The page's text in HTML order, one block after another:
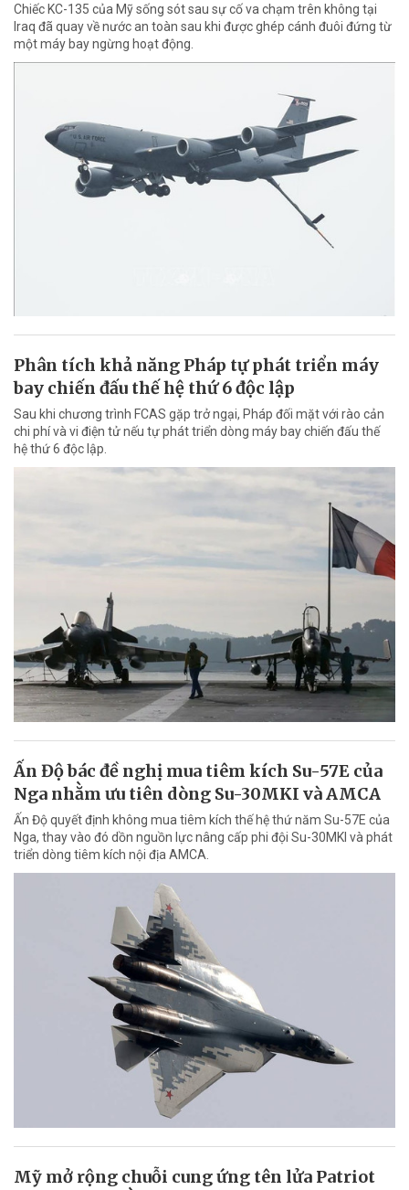
Chiếc KC-135 của Mỹ sống sót sau sự cố va chạm trên không tại
Iraq đã quay về nước an toàn sau khi được ghép cánh đuôi đứng từ
một máy bay ngừng hoạt động.
Phân tích khả năng Pháp tự phát triển máy
bay chiến đấu thế hệ thứ 6 độc lập
Sau khi chương trình FCAS gặp trở ngại, Pháp đối mặt với rào cản
chi phí và vi điện tử nếu tự phát triển dòng máy bay chiến đấu thế
hệ thứ 6 độc lập.
Ấn Độ bác đề nghị mua tiêm kích Su-57E của
Nga nhằm ưu tiên dòng Su-30MKI và AMCA
Ấn Độ quyết định không mua tiêm kích thế hệ thứ năm Su-57E của
Nga, thay vào đó dồn nguồn lực nâng cấp phi đội Su-30MKI và phát
triển dòng tiêm kích nội địa AMCA.
Mỹ mở rộng chuỗi cung ứng tên lửa Patriot